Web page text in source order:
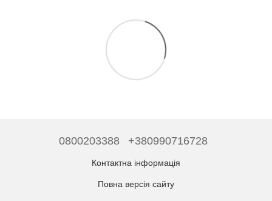
0800203388 +380990716728
Контактна інформація
Повна версія сайту